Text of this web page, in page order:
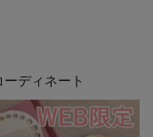
ディネート